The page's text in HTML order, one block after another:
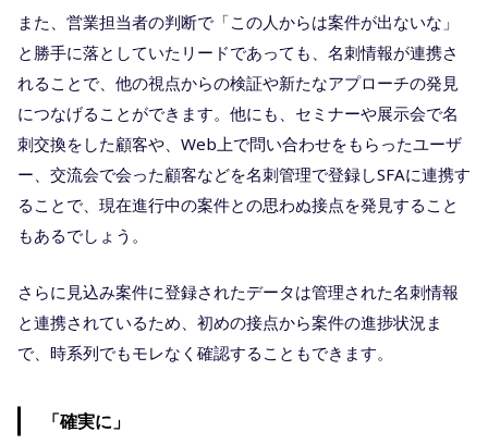
また、営業担当者の判断で「この人からは案件が出ないな」
と勝手に落としていたリードであっても、名刺情報が連携さ
れることで、他の視点からの検証や新たなアプローチの発見
につなげることができます。他にも、セミナーや展示会で名
刺交換をした顧客や、Web上で問い合わせをもらったユーザ
ー、交流会で会った顧客などを名刺管理で登録しSFAに連携す
ることで、現在進行中の案件との思わぬ接点を発見すること
もあるでしょう。
さらに見込み案件に登録されたデータは管理された名刺情報
と連携されているため、初めの接点から案件の進捗状況ま
で、時系列でもモレなく確認することもできます。
「確実に」